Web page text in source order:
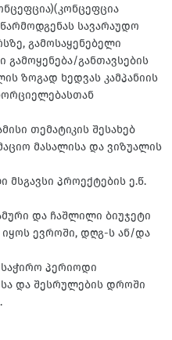
სავარაუდო
გამოსაყენებელი
განთავსების
ზოგად ხედვას კამპანიის
თემატიკის შესახებ
მასალისა და ვიზუალის
პროექტების ე.წ.
და ჩაშლილი ბიუჯეტი
ევროში, დღგ-ს ან/და
საჭირო პერიოდი
და შესრულების დროში